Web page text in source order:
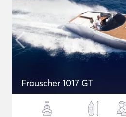
Frauscher 1017 GT